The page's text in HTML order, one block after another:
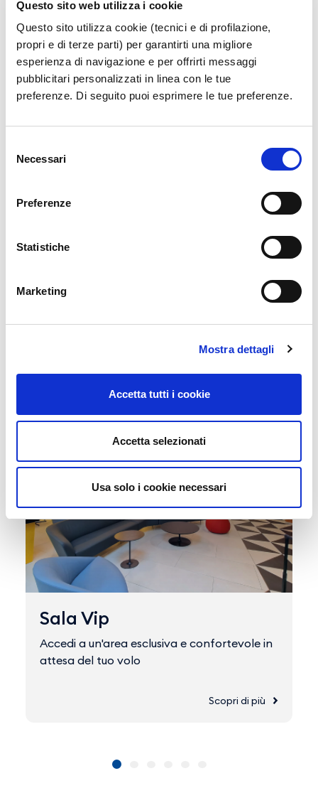
Questo sito web utilizza i cookie
Questo sito utilizza cookie (tecnici e di profilazione,
propri e di terze parti) per garantirti una migliore
esperienza di navigazione e per offrirti messaggi
pubblicitari personalizzati in linea con le tue
preferenze. Di seguito puoi esprimere le tue preferenze.
delNecessari
Preferenze
Statistiche
Marketing
Mostra dettagli
Accetta tutti i cookie
Accetta selezionati
Usa solo i cookie necessari
Acquista i nostri servizi online
Sala Vip
Accedi a un'area esclusiva e confortevole in
attesa del tuo volo
Scopri di più